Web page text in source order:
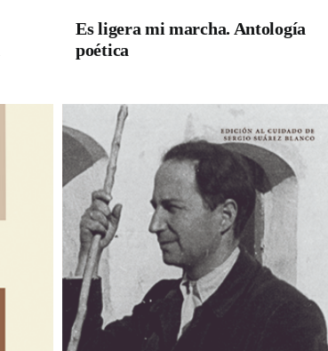
Es ligera mi marcha. Antología
poética